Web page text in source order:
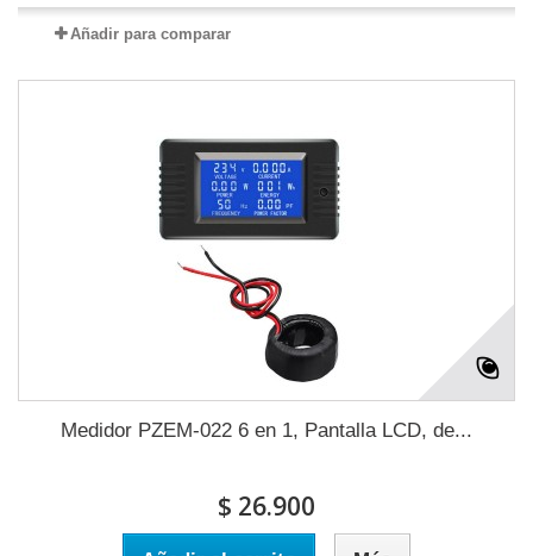
Añadir para comparar
Medidor PZEM-022 6 en 1, Pantalla LCD, de...
$ 26.900